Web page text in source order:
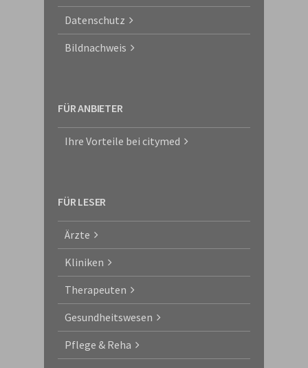
Datenschutz
Bildnachweis
FÜR ANBIETER
Ihre Vorteile bei citymed
FÜR LESER
Ärzte
Kliniken
Therapeuten
Gesundheitswesen
Pflege & Reha